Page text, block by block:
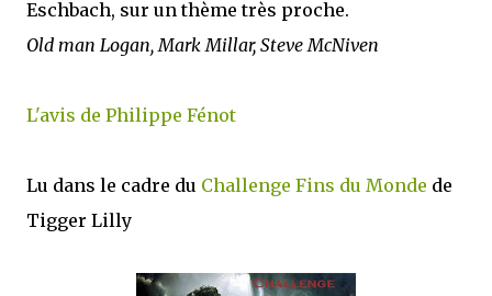
Eschbach, sur un thème très proche.
Old man Logan, Mark Millar, Steve McNiven
L'avis de Philippe Fénot
Lu dans le cadre du Challenge Fins du Monde de
Tigger Lilly